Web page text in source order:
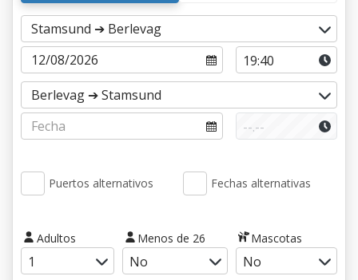
Puertos alternativos Fechas alternativas
Adultos Menos de 26 Mascotas